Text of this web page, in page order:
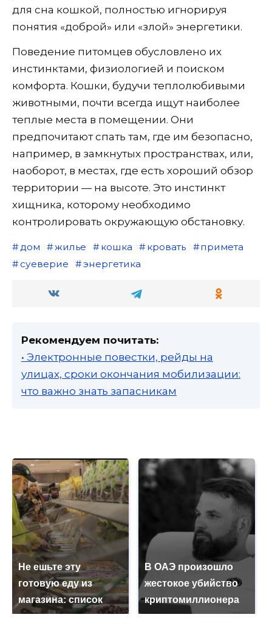
для сна кошкой, полностью игнорируя
понятия «доброй» или «злой» энергетики.
Поведение питомцев обусловлено их
инстинктами, физиологией и поиском
комфорта. Кошки, будучи теплолюбивыми
животными, почти всегда ищут наиболее
теплые места в помещении. Они
предпочитают спать там, где им безопасно,
например, в замкнутых пространствах, или,
наоборот, в местах, где есть хороший обзор
территории — на высоте. Это инстинкт
хищника, которому необходимо
контролировать окружающую обстановку.
дом жилье кошка кровать
примета
суеверие
энергетика
Рекомендуем почитать:
• Электронные повестки, рейды на
улицах, сроки окончания мобилизации:
что важно знать запасникам
Не ешьте эту
готовую еду из
магазина: список
В ОАЭ произошло
жестокое убийство
криптомиллионера